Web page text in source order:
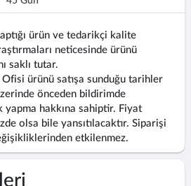
ürün ve tedarikçi kalite
neticesinde ürünü
saklı tutar.
ürünü satışa sunduğu tarihler
önceden bildirimde
yapma hakkına sahiptir. Fiyat
olsa bile yansıtılacaktır. Siparişi
etkilenmez.